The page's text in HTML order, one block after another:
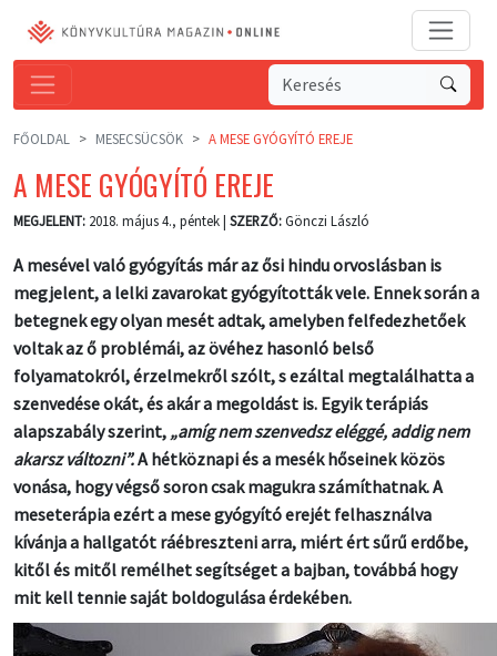
FŐOLDAL MESECSÜCSÖK A MESE GYÓGYÍTÓ EREJE
A MESE GYÓGYÍTÓ EREJE
MEGJELENT: 2018. május 4., péntek | SZERZŐ:Gönczi László
A mesével való gyógyítás már az ősi hindu orvoslásban is
megjelent, a lelki zavarokat gyógyították vele. Ennek során a
betegnek egy olyan mesét adtak, amelyben felfedezhetőek
voltak az ő problémái, az övéhez hasonló belső
folyamatokról, érzelmekről szólt, s ezáltal megtalálhatta a
szenvedése okát, és akár a megoldást is. Egyik terápiás
alapszabály szerint, „amíg nem szenvedsz eléggé, addig nem
akarsz változni”.A hétköznapi és a mesék hőseinek közös
vonása, hogy végső soron csak magukra számíthatnak. A
meseterápia ezért a mese gyógyító erejét felhasználva
kívánja a hallgatót ráébreszteni arra, miért ért sűrű erdőbe,
kitől és mitől remélhet segítséget a bajban, továbbá hogy
mit kell tennie saját boldogulása érdekében.